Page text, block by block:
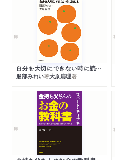
自分を大切にできない時に読む本
服部みれい著大原扁理著